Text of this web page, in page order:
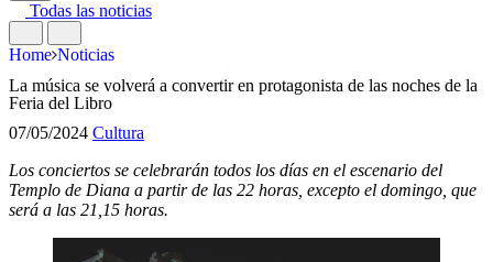
Todas las noticias
Home Noticias
La música se volverá a convertir en protagonista de las noches de la
Feria del Libro
07/05/2024 Cultura
Los conciertos se celebrarán todos los días en el escenario del
Templo de Diana a partir de las 22 horas, excepto el domingo, que
será a las 21,15 horas.